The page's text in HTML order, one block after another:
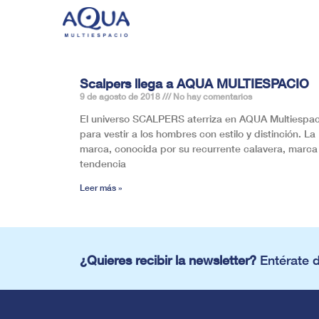
Scalpers llega a AQUA MULTIESPACIO
9 de agosto de 2018 No hay comentarios
El universo SCALPERS aterriza en AQUA
para vestir a los hombres con estilo y distinción. La
marca, conocida por su recurrente calavera, marca
tendencia
Leer más »
¿Quieres recibir la newsletter? Entérate